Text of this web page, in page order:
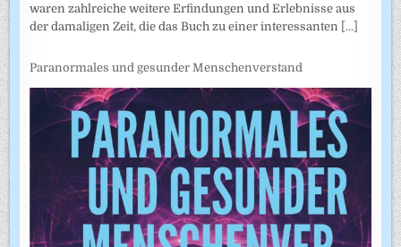
waren zahlreiche weitere Erfindungen und Erlebnisse aus
der damaligen Zeit, die das Buch zu einer interessanten [...]
Paranormales und gesunder Menschenverstand